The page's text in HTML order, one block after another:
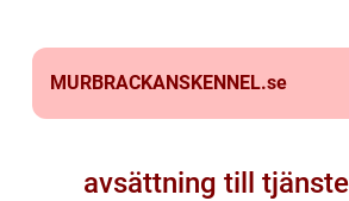
MURBRACKANSKENNEL.se
avsättning till